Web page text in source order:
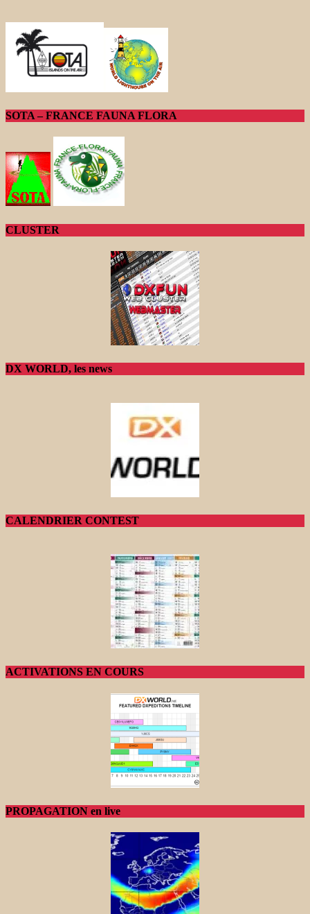
SOTA – FRANCE FAUNA FLORA
CLUSTER
DX WORLD, les news
CALENDRIER CONTEST
ACTIVATIONS EN COURS
PROPAGATION en live